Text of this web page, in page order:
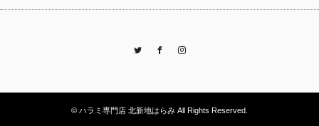
TwitterFacebook
© ハラミ専門店 北新地はらみ All Rights Reserved.